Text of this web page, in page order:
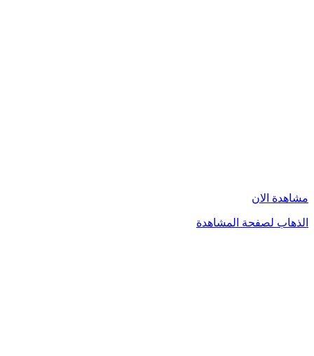
مشاهدة الان
الذهاب لصفحة المشاهدة